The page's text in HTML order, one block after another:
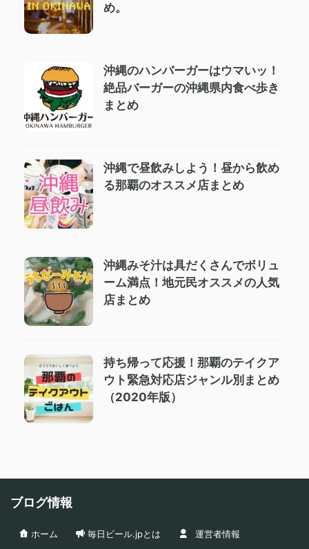
め。
沖縄のハンバーガーはウマいッ！
絶品バーガーの沖縄県内食べ歩き
まとめ
沖縄で昼飲みしよう！昼から飲め
る那覇のオススメ店まとめ
沖縄みそ汁は具だくさんでボリュ
ーム満点！地元民オススメの人気
店まとめ
持ち帰って応援！那覇のテイクア
ウト緊急対応店ジャンル別まとめ
（2020年版）
ブログ情報
ホーム 毎日ビール.jpとは 運営者情報